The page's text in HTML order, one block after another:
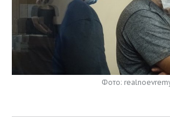
ОПК
ТРАНСПОРТ
УСЛУГИ
МЕДИА
ТЕЛЕКОММУНИКАЦИИ
НОВОСТИ МЕРОПРИЯТИЙ
ВЫЕЗДНАЯ РЕДАКЦИЯ
ОТКРЫТАЯ ЛЕКЦИЯ
СПОРТ
НОВОСТИ СПОРТА
БАСКЕТБОЛ
ОБЩЕСТВО
НОВОСТИ ОБЩЕСТВА
ИНФРАСТРУКТУРА
Фото: